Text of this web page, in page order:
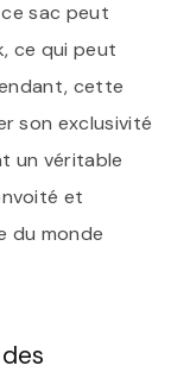
sac peut
ce qui peut
cette
son exclusivité
un véritable
et
du monde